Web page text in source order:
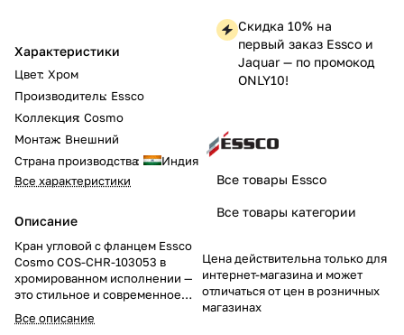
Характеристики
Цвет: Хром
Производитель: Essco
Коллекция: Cosmo
Монтаж: Внешний
Страна производства:
Индия
Все характеристики
Описание
Кран угловой с фланцем Essco
Cosmo COS-CHR-103053 в
хромированном исполнении —
это стильное и современное
решение для вашей ванной
комнаты. Кран обеспечивает
Все описание
Скидка 10% на
первый заказ Essco и
Jaquar — по промокод
ONLY10!
Все товары Essco
Все товары категории
Цена действительна только для
интернет-магазина и может
отличаться от цен в розничных
магазинах